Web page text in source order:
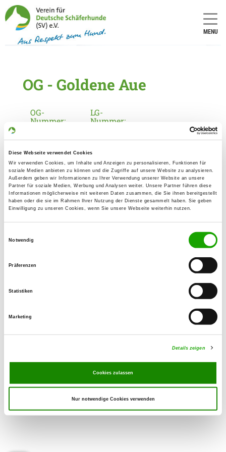
Diese Webseite verwendet Cookies
Wir verwenden Cookies, um Inhalte und Anzeigen zu personalisieren, Funktionen für
soziale Medien anbieten zu können und die Zugriffe auf unsere Website zu analysieren.
Außerdem geben wir Informationen zu Ihrer Verwendung unserer Website an unsere
Partner für soziale Medien, Werbung und Analysen weiter. Unsere Partner führen diese
Informationen möglicherweise mit weiteren Daten zusammen, die Sie ihnen bereitgestellt
haben oder die sie im Rahmen Ihrer Nutzung der Dienste gesammelt haben. Sie geben
Einwilligung zu unseren Cookies, wenn Sie unsere Webseite weiterhin nutzen.
Notwendig
Präferenzen
Statistiken
Marketing
Details zeigen
Cookies zulassen
Nur notwendige Cookies verwenden
MENU
OG - Goldene Aue
OG-
Nummer:
LG-
Nummer:
Informationen zur Ortsgruppe
Goldene Aue
Kontakt:
Christiane Winter
E-Mail:
Christiane.winter57@web.de